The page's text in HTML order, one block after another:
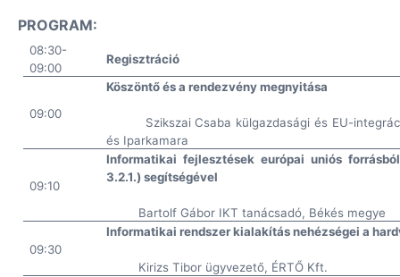
PROGRAM:
08:30-
09:00
Regisztráció
09:00
Köszöntő és a rendezvény megnyitása
Szikszai Csaba külgazdasági és EU-
és Iparkamara
09:10
Informatikai fejlesztések európai uniós
3.2.1.) segítségével
Bartolf Gábor IKT tanácsadó, Békés megye
09:30
Informatikai rendszer kialakítás nehézségei a
Kirizs Tibor ügyvezető, ÉRTŐ Kft.